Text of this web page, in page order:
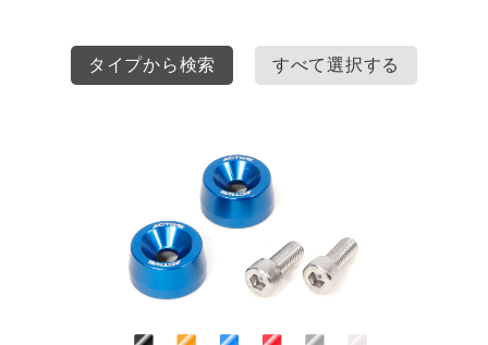
タイプから検索 すべて選択する